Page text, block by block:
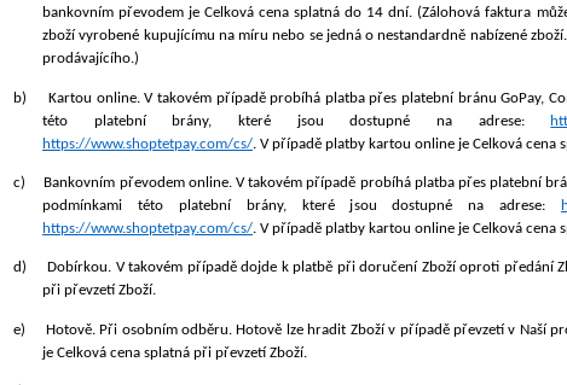
bankovním převodem je Celková cena splatná do 14 dní. (Zálohová faktura
zboží vyrobené kupujícímu na míru nebo se jedná o nestandardně nabízené
prodávajícího.)
b)
Kartou online. V takovém případě probíhá platba přes platební bránu GoPay,
této platební brány, které jsou dostupné na adrese:
https://www.shoptetpay.com/cs/. V případě platby kartou online je Celková cena
c)
Bankovním převodem online. V takovém případě probíhá platba přes platební
podmínkami této platební brány, které jsou dostupné na adrese:
https://www.shoptetpay.com/cs/. V případě platby kartou online je Celková cena
d) Dobírkou. V takovém případě dojde k platbě při doručení Zboží oproti předání
při převzetí Zboží.
e)
Hotově. Při osobním odběru. Hotově lze hradit Zboží v případě převzetí v Naší
je Celková cena splatná při převzetí Zboží.